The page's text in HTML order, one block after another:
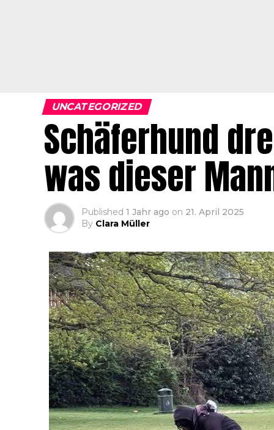
UNCATEGORIZED
Schäferhund
was dieser
Published 1 Jahr ago on 21. April 2025
By Clara Müller